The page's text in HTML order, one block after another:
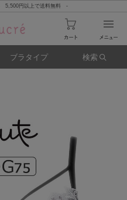
5,500円以上で送料無料 -
ブラタイプ 検索